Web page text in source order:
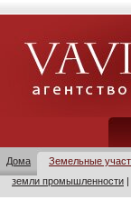
Дома Земельные
земли промышленности |